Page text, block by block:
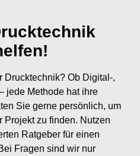
Drucktechnik? Ob Digital-,
jede Methode hat ihre
Sie gerne persönlich, um
Projekt zu finden. Nutzen
Ratgeber für einen
Fragen sind wir nur